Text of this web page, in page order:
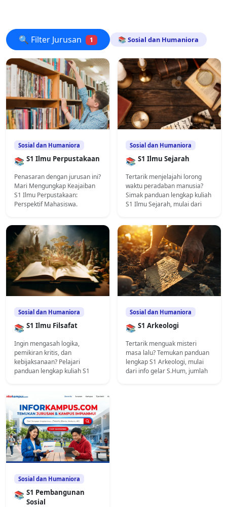
🔍 Filter Jurusan 1 📚 Sosial dan Humaniora
Sosial dan Humaniora
📚 S1 Ilmu Perpustakaan
Penasaran dengan jurusan ini?
Mari Mengungkap Keajaiban
S1 Ilmu Perpustakaan:
Perspektif Mahasiswa.
prospek karir di era digital
yang sangat menjanjikan!
Sosial dan Humaniora
📚 S1 Ilmu Sejarah
Tertarik menjelajahi lorong
waktu peradaban manusia?
Simak panduan lengkap kuliah
S1 Ilmu Sejarah, mulai dari
karir yang menjanjikan di sini.
Sosial dan Humaniora
📚 S1 Ilmu Filsafat
Ingin mengasah logika,
pemikiran kritis, dan
kebijaksanaan? Pelajari
panduan lengkap kuliah S1
SKS, hingga prospek karir
menjanjikan.
Sosial dan Humaniora
📚 S1 Arkeologi
Tertarik menguak misteri
masa lalu? Temukan panduan
lengkap S1 Arkeologi, mulai
dari info gelar S.Hum, jumlah
Sosial dan Humaniora
📚 S1 Pembangunan
Sosial